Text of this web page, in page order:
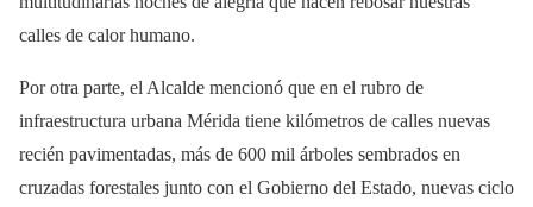
calles de calor humano.
Por otra parte, el Alcalde mencionó que en el rubro de
infraestructura urbana Mérida tiene kilómetros de calles nuevas
recién pavimentadas, más de 600 mil árboles sembrados en
cruzadas forestales junto con el Gobierno del Estado, nuevas ciclo